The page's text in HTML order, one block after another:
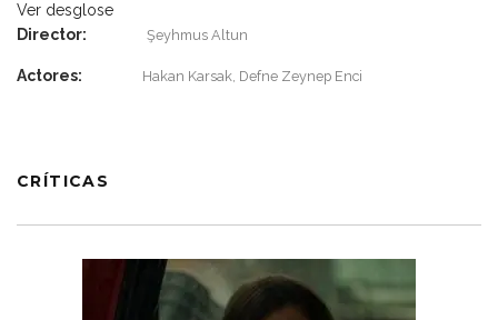
Ver desglose
Director:
Şeyhmus Altun
Actores: Hakan Karsak, Defne Zeynep Enci
CRÍTICAS